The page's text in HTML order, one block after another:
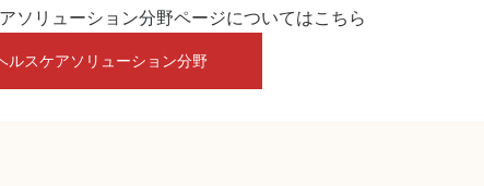
ソリューション分野ページについてはこちら
ルスケアソリューション分野